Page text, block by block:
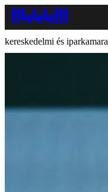
kereskedelmi és iparkamara